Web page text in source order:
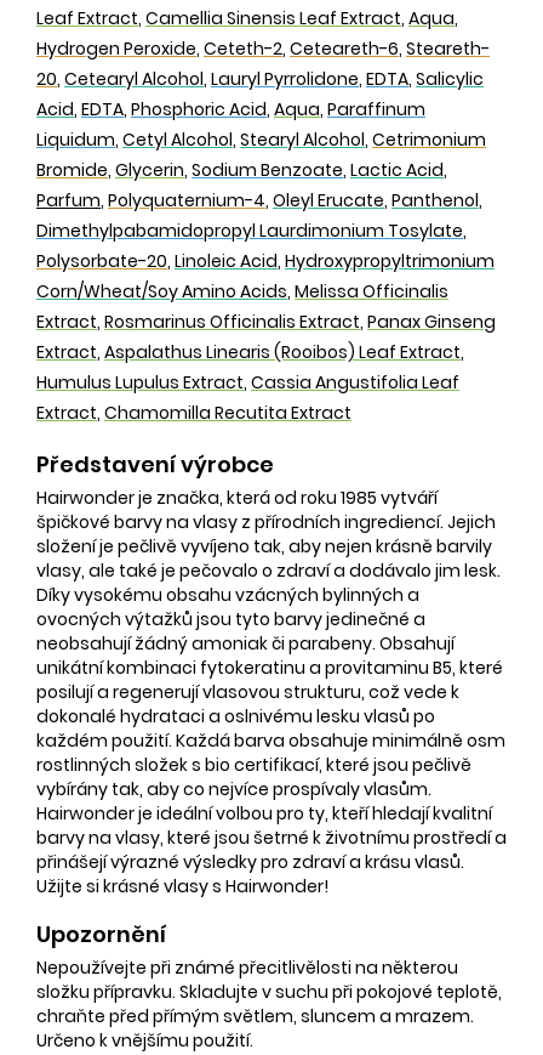
Leaf Extract, Camellia Sinensis Leaf Extract, Aqua,
Hydrogen Peroxide, Ceteth-2, Ceteareth-6, Steareth-
20, Cetearyl Alcohol, Lauryl Pyrrolidone, EDTA, Salicylic
Acid, EDTA, Phosphoric Acid, Aqua, Paraffinum
Liquidum, Cetyl Alcohol, Stearyl Alcohol, Cetrimonium
Bromide, Glycerin, Sodium Benzoate, Lactic Acid,
Parfum, Polyquaternium-4, Oleyl Erucate, Panthenol,
Dimethylpabamidopropyl Laurdimonium Tosylate,
Polysorbate-20, Linoleic Acid, Hydroxypropyltrimonium
Corn/Wheat/Soy Amino Acids, Melissa Officinalis
Extract, Rosmarinus Officinalis Extract, Panax Ginseng
Extract, Aspalathus Linearis (Rooibos) Leaf Extract,
Humulus Lupulus Extract, Cassia Angustifolia Leaf
Extract, Chamomilla Recutita Extract
Představení výrobce
Hairwonder je značka, která od roku 1985 vytváří
špičkové barvy na vlasy z přírodních ingrediencí. Jejich
složení je pečlivě vyvíjeno tak, aby nejen krásně barvily
vlasy, ale také je pečovalo o zdraví a dodávalo jim lesk.
Díky vysokému obsahu vzácných bylinných a
ovocných výtažků jsou tyto barvy jedinečné a
neobsahují žádný amoniak či parabeny. Obsahují
unikátní kombinaci fytokeratinu a provitaminu B5, které
posilují a regenerují vlasovou strukturu, což vede k
dokonalé hydrataci a oslnivému lesku vlasů po
každém použití. Každá barva obsahuje minimálně osm
rostlinných složek s bio certifikací, které jsou pečlivě
vybírány tak, aby co nejvíce prospívaly vlasům.
Hairwonder je ideální volbou pro ty, kteří hledají kvalitní
barvy na vlasy, které jsou šetrné k životnímu prostředí a
přinášejí výrazné výsledky pro zdraví a krásu vlasů.
Užijte si krásné vlasy s Hairwonder! ️
Upozornění
Nepoužívejte při známé přecitlivělosti na některou
složku přípravku. Skladujte v suchu při pokojové teplotě,
chraňte před přímým světlem, sluncem a mrazem.
Určeno k vnějšímu použití.